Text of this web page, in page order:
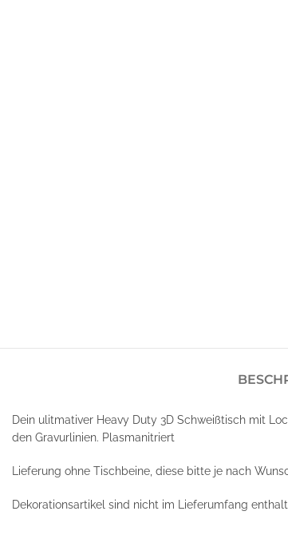
Dein ulitmativer Heavy Duty 3D Schweißtisch mit
den Gravurlinien. Plasmanitriert
Lieferung ohne Tischbeine, diese bitte je nach
Dekorationsartikel sind nicht im Lieferumfang